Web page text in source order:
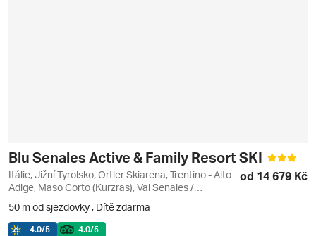
Blu Senales Active & Family Resort SKI
Itálie, Jižní Tyrolsko, Ortler Skiarena, Trentino - Alto
Adige, Maso Corto (Kurzras), Val Senales /
od 14 679 Kč
50 m od sjezdovky , Dítě zdarma
4.0/5 4.0/5